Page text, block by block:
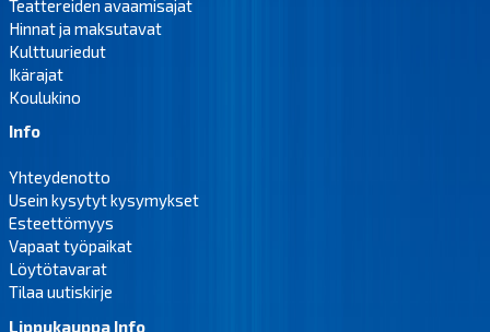
Teattereiden avaamisajat
Hinnat ja maksutavat
Kulttuuriedut
Ikärajat
Koulukino
Info
Yhteydenotto
Usein kysytyt kysymykset
Esteettömyys
Vapaat työpaikat
Löytötavarat
Tilaa uutiskirje
Lippukauppa Info